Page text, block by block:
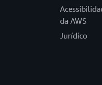
da AWS
Jurídico